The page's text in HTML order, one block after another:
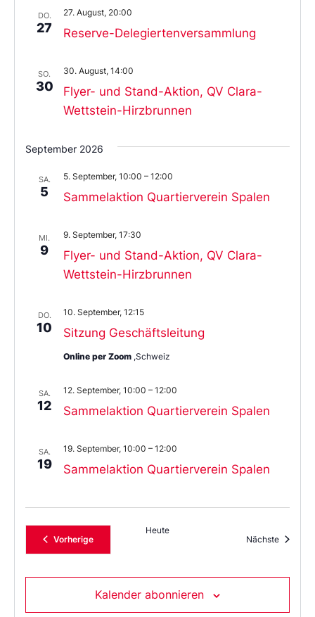
DO.
27 Reserve-Delegiertenversammlung
27. August, 20:00
SO.
30
Flyer- und Stand-Aktion, QV Clara-
Wettstein-Hirzbrunnen
30. August, 14:00
September 2026
SA.
5 Sammelaktion Quartierverein Spalen
5. September, 10:00 – 12:00
MI.
9
Flyer- und Stand-Aktion, QV Clara-
Wettstein-Hirzbrunnen
9. September, 17:30
DO.
10 Sitzung Geschäftsleitung
10. September, 12:15
Online per Zoom ,Schweiz
SA.
12 Sammelaktion Quartierverein Spalen
12. September, 10:00 – 12:00
SA.
19 Sammelaktion Quartierverein Spalen
19. September, 10:00 – 12:00
VorherigeVeranstaltungen
Heute
Nächste
Kalender abonnieren